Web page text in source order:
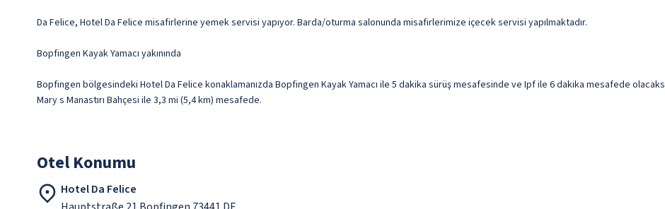
Da Felice, Hotel Da Felice misafirlerine yemek servisi yapıyor. Barda/oturma salonunda misafirlerimize içecek servisi yapılmaktadır.
Bopfingen Kayak Yamacı yakınında
Bopfingen bölgesindeki Hotel Da Felice konaklamanızda Bopfingen Kayak Yamacı ile 5 dakika sürüş mesafesinde ve Ipf ile 6 dakika mesafede
Mary s Manastırı Bahçesi ile 3,3 mi (5,4 km) mesafede.
Otel Konumu
Hotel Da Felice